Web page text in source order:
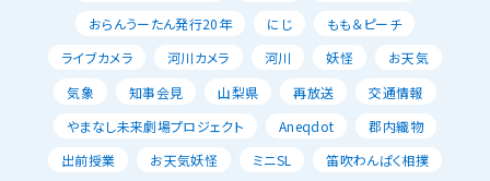
おらんうーたん発行20年
にじ
もも＆ピーチ
ライブカメラ
河川カメラ 河川 妖怪
お天気
気象
知事会見 山梨県 再放送
交通情報
やまなし未来劇場プロジェクト
Aneqdot
郡内織物
出前授業
お天気妖怪 ミニSL
笛吹わんぱく相撲